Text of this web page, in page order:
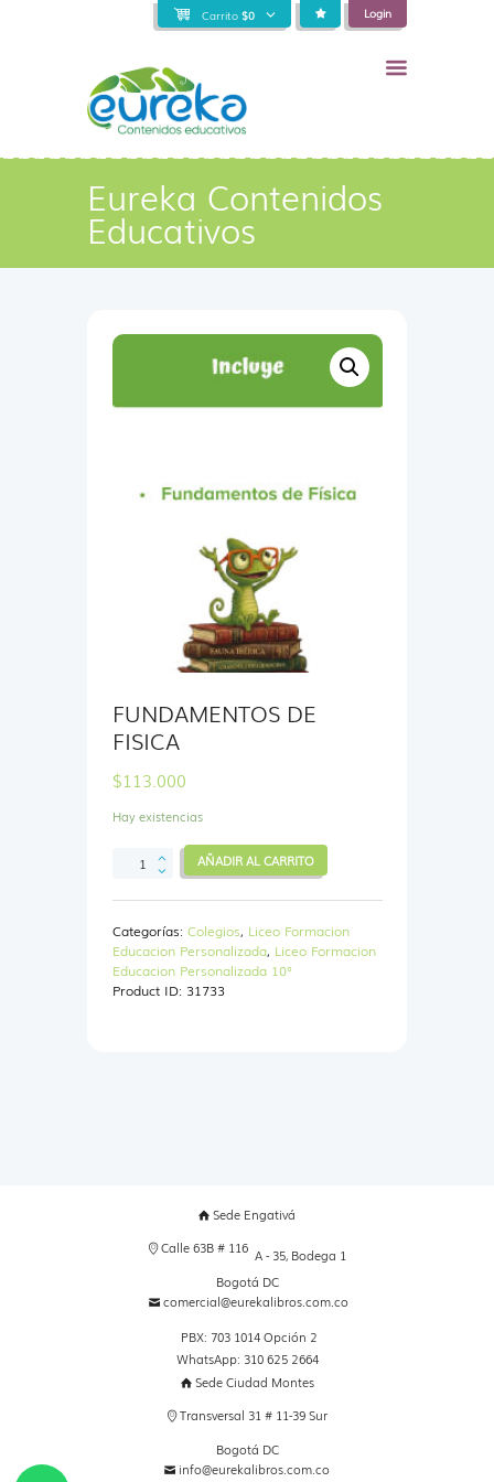
Carrito $0 Login
Eureka Contenidos
Educativos
FUNDAMENTOS DE
FISICA
$113.000
Hay existencias
FUNDAMENTOS
FISICA
AÑADIR AL CARRITO
Categorías: Colegios, Liceo Formacion
Educacion Personalizada, Liceo Formacion
Educacion Personalizada 10°
Product ID: 31733
Sede Engativá
Calle 63B # 116 A - 35, Bodega 1
Bogotá DC
comercial@eurekalibros.com.co
PBX: 703 1014 Opción 2
WhatsApp: 310 625 2664
Sede Ciudad Montes
Transversal 31 # 11-39 Sur
Bogotá DC
info@eurekalibros.com.co